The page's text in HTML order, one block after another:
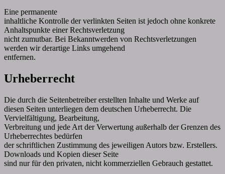
Eine permanente
inhaltliche Kontrolle der verlinkten Seiten ist jedoch ohne konkrete
Anhaltspunkte einer Rechtsverletzung
nicht zumutbar. Bei Bekanntwerden von Rechtsverletzungen
werden wir derartige Links umgehend
entfernen.
Urheberrecht
Die durch die Seitenbetreiber erstellten Inhalte und Werke auf
diesen Seiten unterliegen dem deutschen Urheberrecht. Die
Vervielfältigung, Bearbeitung,
Verbreitung und jede Art der Verwertung außerhalb der Grenzen des
Urheberrechtes bedürfen
der schriftlichen Zustimmung des jeweiligen Autors bzw. Erstellers.
Downloads und Kopien dieser Seite
sind nur für den privaten, nicht kommerziellen Gebrauch gestattet.